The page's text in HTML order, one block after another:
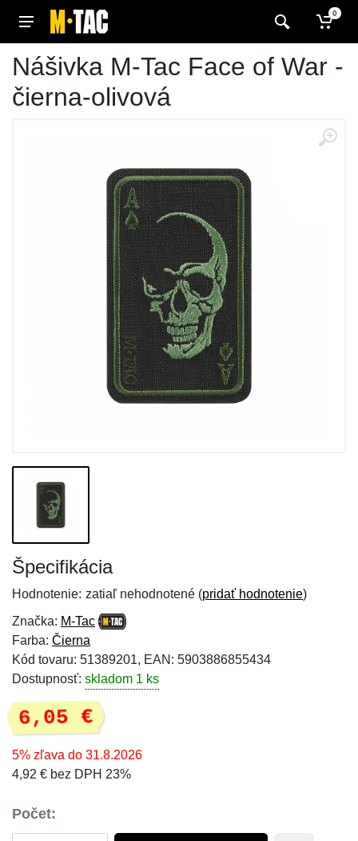
0
Nášivka M-Tac Face of War -
čierna-olivová
Špecifikácia
Hodnotenie: zatiaľ nehodnotené (pridať hodnotenie)
Značka: M-Tac
Farba: Čierna
Kód tovaru: 51389201, EAN: 5903886855434
Dostupnosť: skladom 1 ks
6,05 €
5% zľava do 31.8.2026
4,92 € bez DPH 23%
Počet: